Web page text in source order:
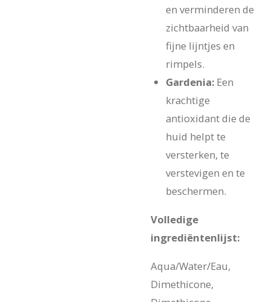
en verminderen de
zichtbaarheid van
fijne lijntjes en
rimpels.
Gardenia: Een
krachtige
antioxidant die de
huid helpt te
versterken, te
verstevigen en te
beschermen.
Volledige
ingrediëntenlijst:
Aqua/Water/Eau,
Dimethicone,